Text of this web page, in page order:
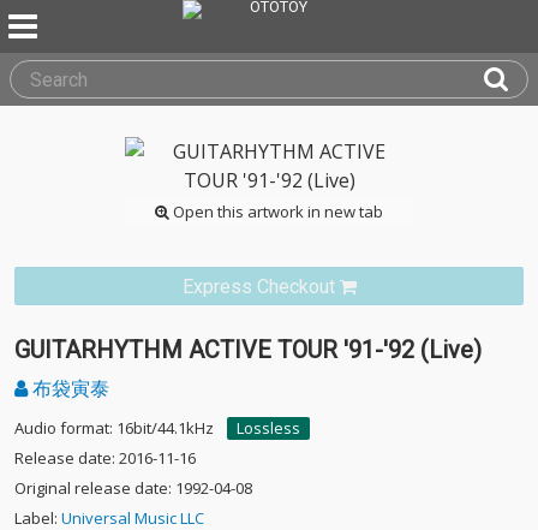
Open this artwork in new tab
Express Checkout
GUITARHYTHM ACTIVE TOUR '91-'92 (Live)
布袋寅泰
Audio format: 16bit/44.1kHz
Lossless
Release date: 2016-11-16
Original release date: 1992-04-08
Label: Universal Music LLC